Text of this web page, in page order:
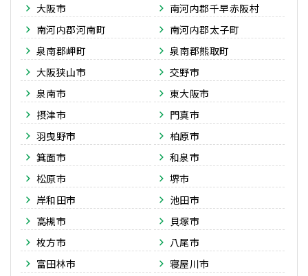
大阪市
南河内郡千早赤阪村
南河内郡河南町
南河内郡太子町
泉南郡岬町
泉南郡熊取町
大阪狭山市
交野市
泉南市
東大阪市
摂津市
門真市
羽曳野市
柏原市
箕面市
和泉市
松原市
堺市
岸和田市
池田市
高槻市
貝塚市
枚方市
八尾市
富田林市
寝屋川市